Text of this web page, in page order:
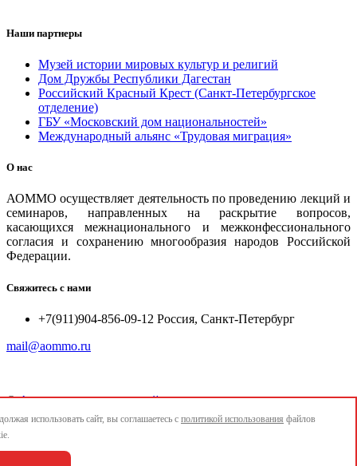
Наши партнеры
Музей истории мировых культур и религий
Дом Дружбы Республики Дагестан
Российский Красный Крест (Санкт-Петербургское
отделение)
ГБУ «Московский дом национальностей»
Международный альянс «Трудовая миграция»
О нас
АОММО осуществляет деятельность по проведению лекций и
семинаров, направленных на раскрытие вопросов,
касающихся межнационального и межконфессионального
согласия и сохранению многообразия народов Российской
Федерации.
Свяжитесь с нами
+7(911)904-856-09-12 Россия, Санкт-Петербург
mail@aommo.ru
© Ассоциация организаций по реализации национальных
проектов и достижению национальных целей развития
mail@aommo.ru
использовать сайт, вы соглашаетесь с политикой использования файлов